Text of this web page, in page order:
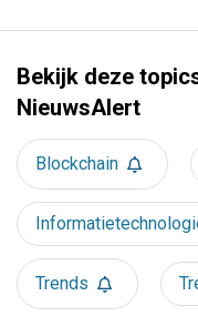
Bekijk deze
NieuwsAlert
Blockchain
Trends